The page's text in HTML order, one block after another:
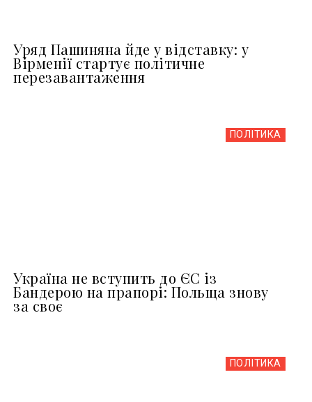
Уряд Пашиняна йде у відставку: у
Вірменії стартує політичне
перезавантаження
ПОЛІТИКА
Україна не вступить до ЄС із
Бандерою на прапорі: Польща знову
за своє
ПОЛІТИКА